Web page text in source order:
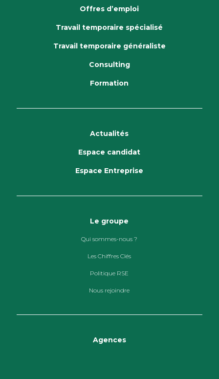
Offres d’emploi
Travail temporaire spécialisé
Travail temporaire généraliste
Consulting
Formation
Actualités
Espace candidat
Espace Entreprise
Le groupe
Qui sommes-nous ?
Les Chiffres Clés
Politique RSE
Nous rejoindre
Agences